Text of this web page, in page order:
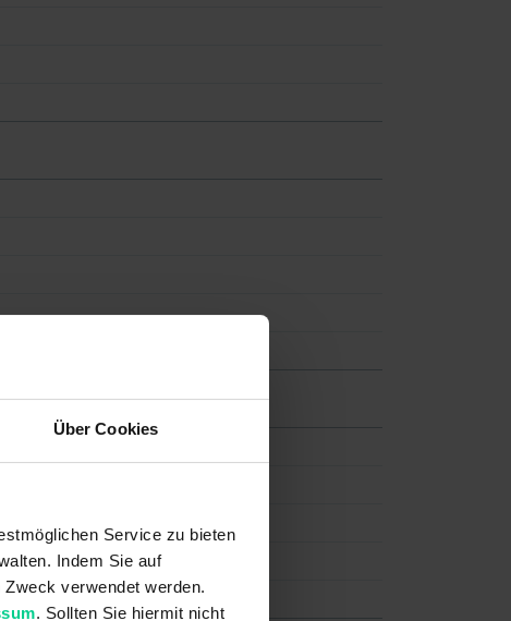
Über Cookies
Service zu bieten
Indem Sie auf
verwendet werden.
. Sollten Sie hiermit nicht